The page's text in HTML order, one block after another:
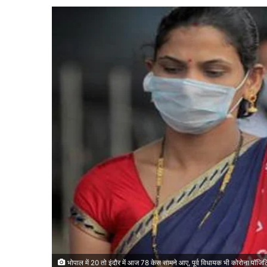
भोपाल में 20 तो इंदौर में आज 78 केस सामने आए, पूर्व विधायक भी कोरोना